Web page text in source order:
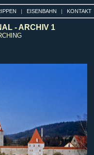
| EISENBAHN | KONTAKT
- ARCHIV 1